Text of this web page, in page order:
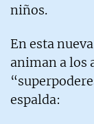
niños.
En esta
animan a los
espalda: